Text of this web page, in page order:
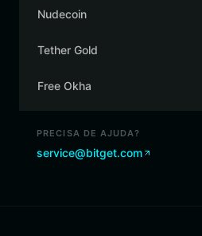
Nudecoin
Tether Gold
Free Okha
PRECISA DE AJUDA?
service@bitget.com